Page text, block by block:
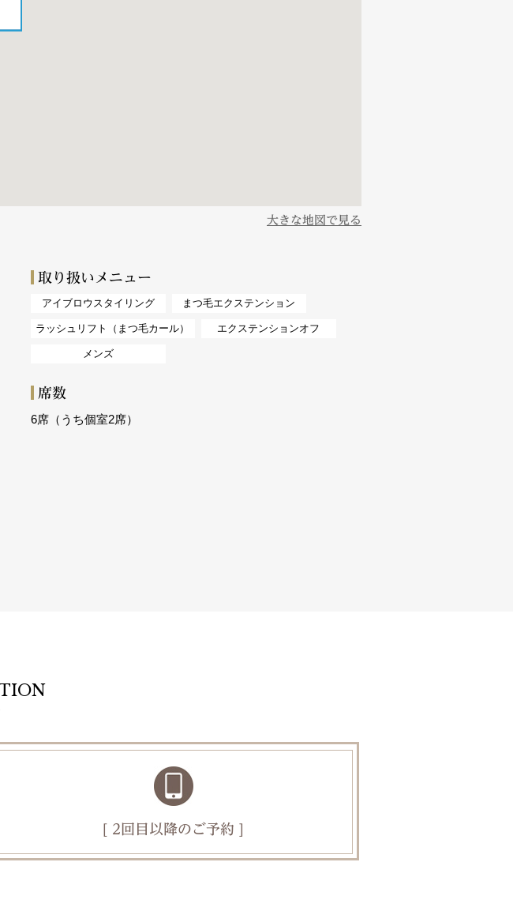
大きな地図で見る
取り扱いメニュー
アイブロウスタイリング まつ毛エクステンション
ラッシュリフト（まつ毛カール） エクステンションオフ
メンズ
席数
6席（うち個室2席）
[ 2回目以降のご予約 ]